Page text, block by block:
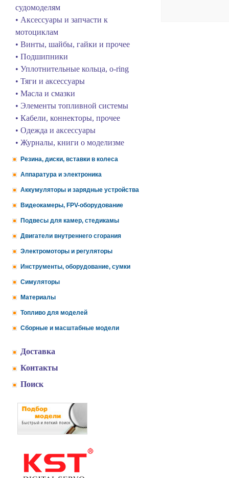
судомоделям
• Аксессуары и запчасти к
мотоциклам
• Винты, шайбы, гайки и прочее
• Подшипники
• Уплотнительные кольца, o-ring
• Тяги и аксессуары
• Масла и смазки
• Элементы топливной системы
• Кабели, коннекторы, прочее
• Одежда и аксессуары
• Журналы, книги о моделизме
Резина, диски, вставки в колеса
Аппаратура и электроника
Аккумуляторы и зарядные устройства
Видеокамеры, FPV-оборудование
Подвесы для камер, стедикамы
Двигатели внутреннего сгорания
Электромоторы и регуляторы
Инструменты, оборудование, сумки
Симуляторы
Материалы
Топливо для моделей
Сборные и масштабные модели
Доставка
Контакты
Поиск